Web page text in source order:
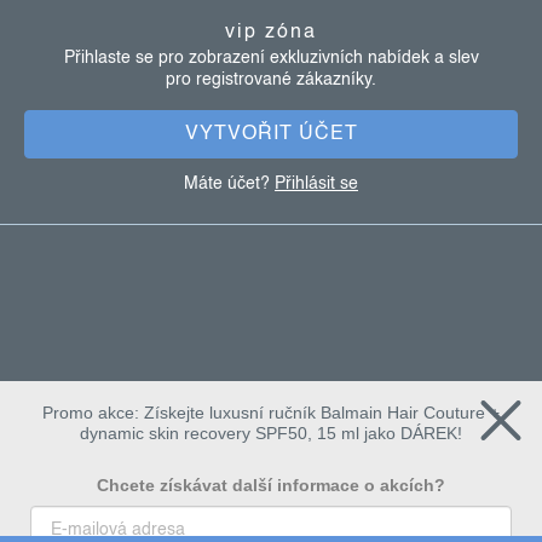
vip zóna
Přihlaste se pro zobrazení exkluzivních nabídek a slev
pro registrované zákazníky.
VYTVOŘIT ÚČET
Máte účet? Přihlásit se
Promo akce: Získejte luxusní ručník Balmain Hair Couture +
dynamic skin recovery SPF50, 15 ml jako DÁREK!
Chcete získávat další informace o akcích?